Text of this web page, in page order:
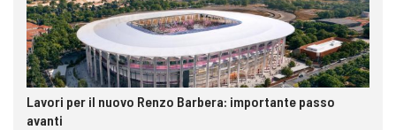
Lavori per il nuovo Renzo Barbera: importante passo
avanti